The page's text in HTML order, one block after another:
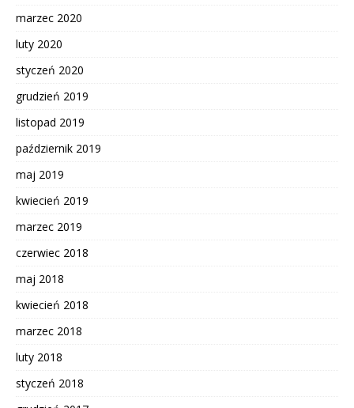
marzec 2020
luty 2020
styczeń 2020
grudzień 2019
listopad 2019
październik 2019
maj 2019
kwiecień 2019
marzec 2019
czerwiec 2018
maj 2018
kwiecień 2018
marzec 2018
luty 2018
styczeń 2018